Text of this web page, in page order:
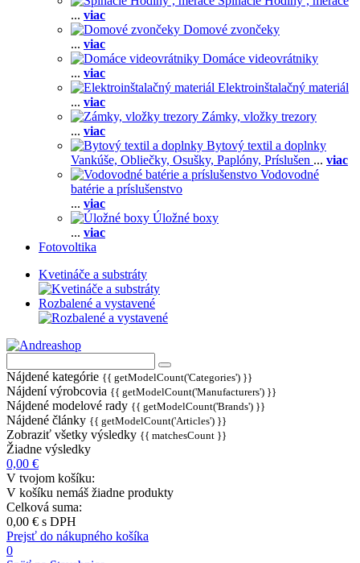
... viac
Domové zvončeky
... viac
Domáce videovrátniky
... viac
Elektroinštalačný materiál
... viac
Zámky, vložky trezory
... viac
Bytový textil a doplnky
Vankúše, Obliečky, Osušky, Paplóny, Príslušen ... viac
Vodovodné
batérie a príslušenstvo
... viac
Úložné boxy
... viac
Fotovoltika
Kvetináče a substráty
Rozbalené a vystavené
Nájdené kategórie {{ getModelCount('Categories') }}
Nájdení výrobcovia {{ getModelCount('Manufacturers') }}
Nájdené modelové rady {{ getModelCount('Brands') }}
Nájdené články {{ getModelCount('Articles') }}
Zobraziť všetky výsledky {{ matchesCount }}
Žiadne výsledky
0,00 €
V tvojom košíku:
V košíku nemáš žiadne produkty
Celková suma:
0,00 € s DPH
Prejsť do nákupného košíka
0